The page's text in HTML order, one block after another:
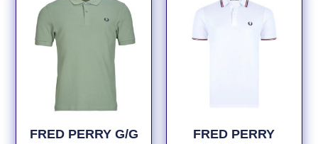
FRED PERRY G/G
FRED PERRY